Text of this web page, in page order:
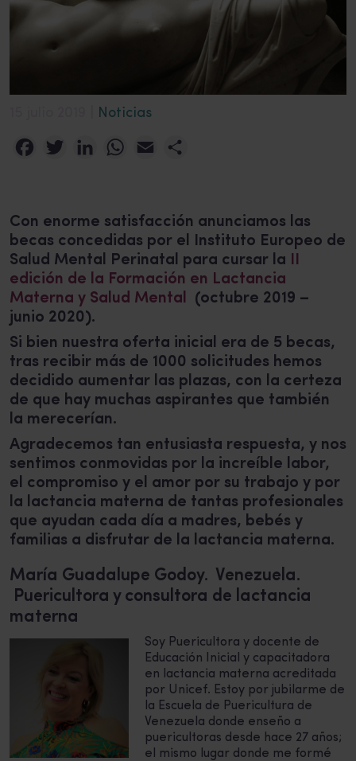
Noticias
FacebookTwitterLinkedInWhatsApp
Email
Con enorme satisfacción anunciamos las
becas concedidas por el Instituto Europeo de
Salud Mental Perinatal para cursar la
edición de la Formación en Lactancia
Materna y Salud Mental
(octubre 2019 –
junio 2020).
Si bien nuestra oferta inicial era de 5 becas,
tras recibir más de 1000 solicitudes hemos
decidido aumentar las plazas, con la certeza
de que hay muchas aspirantes que también
la merecerían.
Agradecemos tan entusiasta respuesta, y nos
sentimos conmovidas por la increíble labor,
el compromiso y el amor por su trabajo y por
la lactancia materna de tantas profesionales
que ayudan cada día a madres, bebés y
familias a disfrutar de la lactancia materna.
María Guadalupe Godoy. Venezuela.
Puericultora y consultora de lactancia
materna
Soy Puericultora y docente de
Educación Inicial y capacitadora
en lactancia materna acreditada
por Unicef. Estoy por jubilarme de
la Escuela de Puericultura de
Venezuela donde enseño a
puericultoras desde hace 27 años;
el mismo lugar donde me formé